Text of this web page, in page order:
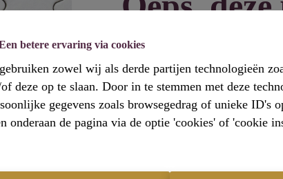
betere ervaring via cookies
zowel wij als derde partijen technologieën
deze op te slaan. Door in te stemmen met deze
gegevens zoals browsegedrag of unieke ID's
de pagina via de optie 'cookies' of 'cookie